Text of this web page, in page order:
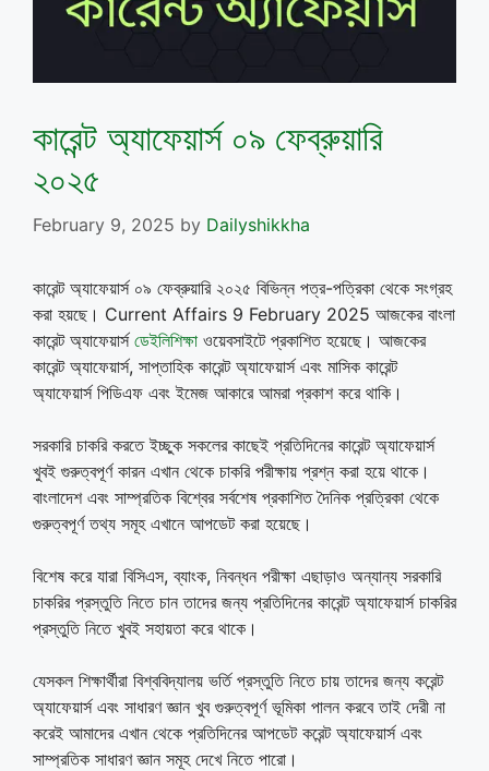
কারেন্ট অ্যাফেয়ার্স ০৯ ফেব্রুয়ারি
২০২৫
February 9, 2025 by Dailyshikkha
কারেন্ট অ্যাফেয়ার্স ০৯ ফেব্রুয়ারি ২০২৫ বিভিন্ন পত্র-পত্রিকা থেকে সংগ্রহ
করা হয়ছে। Current Affairs 9 February 2025 আজকের বাংলা
কারেন্ট অ্যাফেয়ার্স ডেইলিশিক্ষা ওয়েবসাইটে প্রকাশিত হয়েছে। আজকের
কারেন্ট অ্যাফেয়ার্স, সাপ্তাহিক কারেন্ট অ্যাফেয়ার্স এবং মাসিক কারেন্ট
অ্যাফেয়ার্স পিডিএফ এবং ইমেজ আকারে আমরা প্রকাশ করে থাকি।
সরকারি চাকরি করতে ইচ্ছুক সকলের কাছেই প্রতিদিনের কারেন্ট অ্যাফেয়ার্স
খুবই গুরুত্বপূর্ণ কারন এখান থেকে চাকরি পরীক্ষায় প্রশ্ন করা হয়ে থাকে।
বাংলাদেশ এবং সাম্প্রতিক বিশ্বের সর্বশেষ প্রকাশিত দৈনিক প্রত্রিকা থেকে
গুরুত্বপূর্ণ তথ্য সমূহ এখানে আপডেট করা হয়েছে।
বিশেষ করে যারা বিসিএস, ব্যাংক, নিবন্ধন পরীক্ষা এছাড়াও অন্যান্য সরকারি
চাকরির প্রস্তুতি নিতে চান তাদের জন্য প্রতিদিনের কারেন্ট অ্যাফেয়ার্স চাকরির
প্রস্তুতি নিতে খুবই সহায়তা করে থাকে।
যেসকল শিক্ষার্থীরা বিশ্ববিদ্যালয় ভর্তি প্রস্তুতি নিতে চায় তাদের জন্য করেন্ট
অ্যাফেয়ার্স এবং সাধারণ জ্ঞান খুব গুরুত্বপূর্ণ ভূমিকা পালন করবে তাই দেরী না
করেই আমাদের এখান থেকে প্রতিদিনের আপডেট করেন্ট অ্যাফেয়ার্স এবং
সাম্প্রতিক সাধারণ জ্ঞান সমূহ দেখে নিতে পারো।